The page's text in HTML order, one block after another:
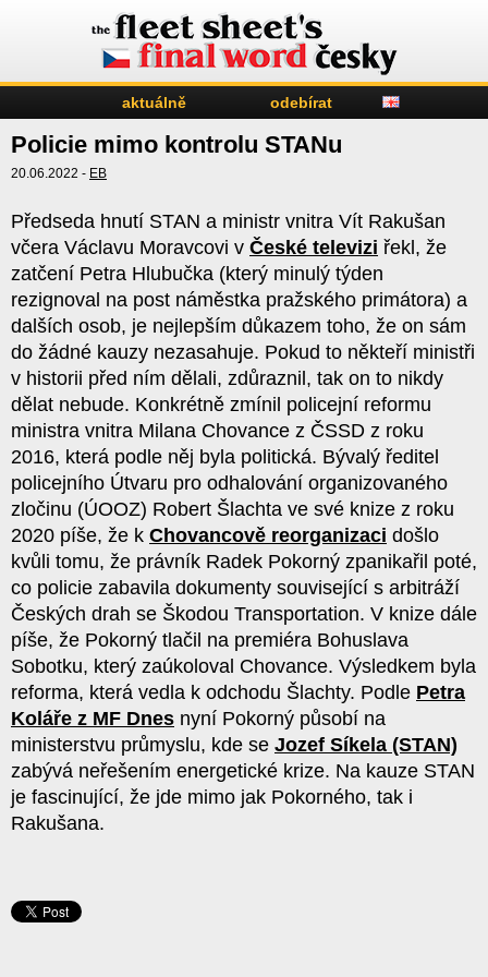
aktuálně odebírat
Policie mimo kontrolu STANu
20.06.2022 - EB
Předseda hnutí STAN a ministr vnitra Vít Rakušan
včera Václavu Moravcovi v České televizi řekl, že
zatčení Petra Hlubučka (který minulý týden
rezignoval na post náměstka pražského primátora) a
dalších osob, je nejlepším důkazem toho, že on sám
do žádné kauzy nezasahuje. Pokud to někteří ministři
v historii před ním dělali, zdůraznil, tak on to nikdy
dělat nebude. Konkrétně zmínil policejní reformu
ministra vnitra Milana Chovance z ČSSD z roku
2016, která podle něj byla politická. Bývalý ředitel
policejního Útvaru pro odhalování organizovaného
zločinu (ÚOOZ) Robert Šlachta ve své knize z roku
2020 píše, že k Chovancově reorganizaci došlo
kvůli tomu, že právník Radek Pokorný zpanikařil poté,
co policie zabavila dokumenty související s arbitráží
Českých drah se Škodou Transportation. V knize dále
píše, že Pokorný tlačil na premiéra Bohuslava
Sobotku, který zaúkoloval Chovance. Výsledkem byla
reforma, která vedla k odchodu Šlachty. Podle Petra
Koláře z MF Dnes nyní Pokorný působí na
ministerstvu průmyslu, kde se Jozef Síkela (STAN)
zabývá neřešením energetické krize. Na kauze STAN
je fascinující, že jde mimo jak Pokorného, tak i
Rakušana.